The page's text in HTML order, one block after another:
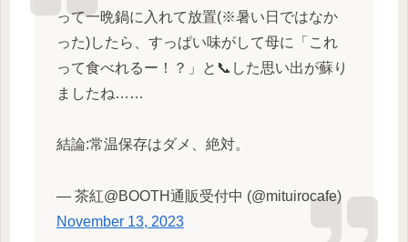
って一晩鍋に入れて放置(※暑い日ではなか
った)したら、すっぱい味がして母に「これ
って食べれるー！？」と📞した思い出が蘇り
ましたね……
結論:常温保存はダメ、絶対。
— 茶紅@BOOTH通販受付中 (@mituirocafe)
November 13, 2023